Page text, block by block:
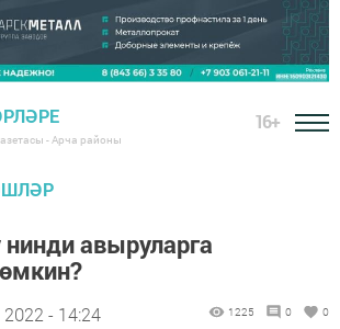
- Арча районы
16+
авыруларга
- 14:24 1225 0 0